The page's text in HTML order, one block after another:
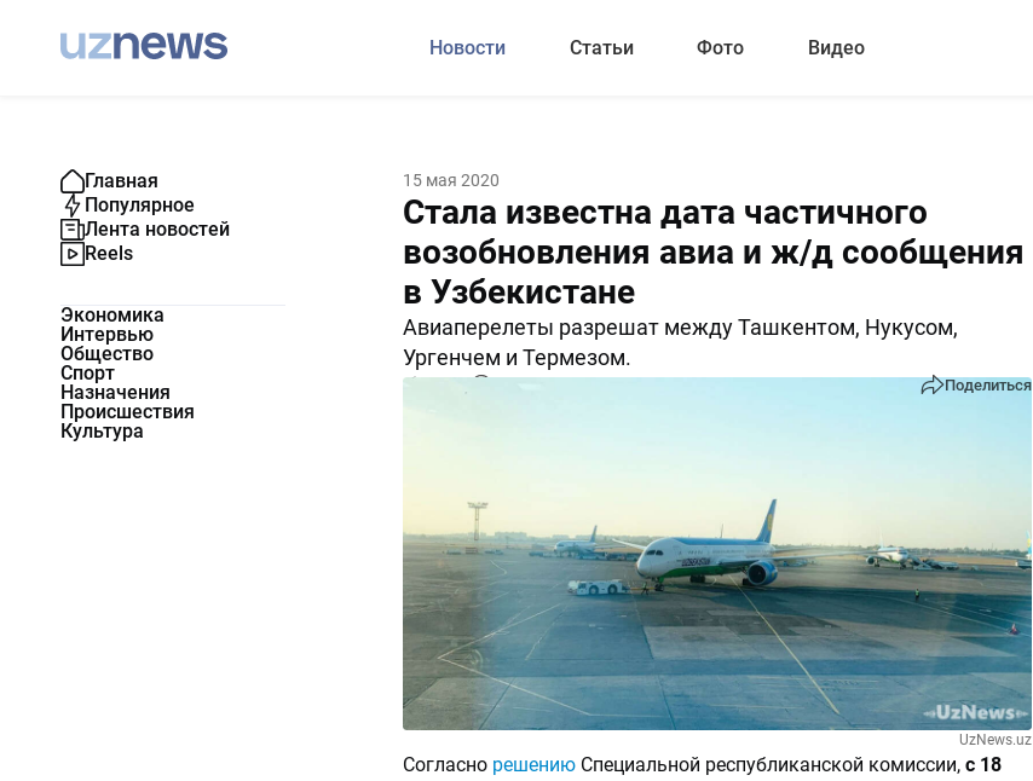
Новости Статьи Фото Видео
Главная
Популярное
Лента новостей
Reels
Экономика
Интервью
Общество
Спорт
Назначения
Происшествия
Культура
15 мая 2020
Стала известна дата частичного
возобновления авиа и ж/д сообщения
в Узбекистане
Авиаперелеты разрешат между Ташкентом, Нукусом,
Ургенчем и Термезом.
Поделиться
UzNews.uz
Согласно решениюСпециальной республиканской комиссии, с 18